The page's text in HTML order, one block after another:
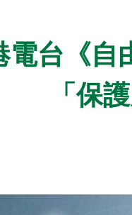
電台《自
「保